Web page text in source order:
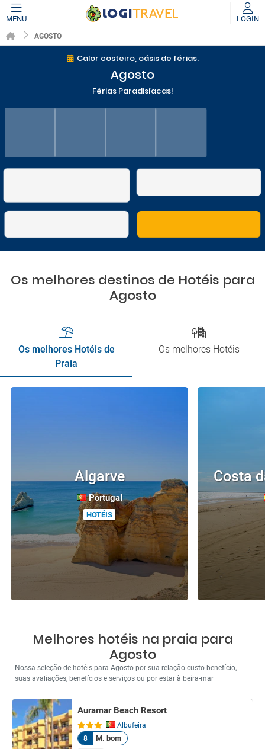
MENU LOGIN
AGOSTO
Calor costeiro, oásis de férias.
Agosto
Férias Paradisíacas!
Os melhores destinos de Hotéis para
Agosto
Os melhores Hotéis de
Praia
Os melhores Hotéis
Algarve
Portugal
HOTÉIS
Costa
Melhores hotéis na praia para
Agosto
Nossa seleção de hotéis para Agosto por sua relação custo-benefício,
suas avaliações, benefícios e serviços ou por estar à beira-mar
Auramar Beach Resort
Albufeira
8
M. bom